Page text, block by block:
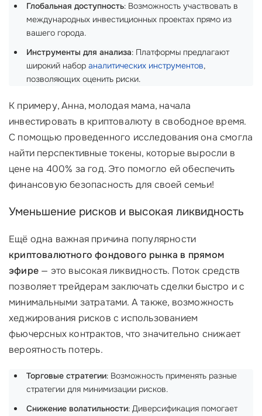
Глобальная доступность: Возможность участвовать в
международных инвестиционных проектах прямо из
вашего города.
Инструменты для анализа: Платформы предлагают
широкий набор аналитических инструментов,
позволяющих оценить риски.
К примеру, Анна, молодая мама, начала
инвестировать в криптовалюту в свободное время.
С помощью проведенного исследования она смогла
найти перспективные токены, которые выросли в
цене на 400% за год. Это помогло ей обеспечить
финансовую безопасность для своей семьи! ‍
Уменьшение рисков и высокая ликвидность
Ещё одна важная причина популярности
криптовалютного фондового рынка в прямом
эфире — это высокая ликвидность. Поток средств
позволяет трейдерам заключать сделки быстро и с
минимальными затратами. А также, возможность
хеджирования рисков с использованием
фьючерсных контрактов, что значительно снижает
вероятность потерь.
Торговые стратегии: Возможность применять разные
стратегии для минимизации рисков.
Снижение волатильности: Диверсификация помогает